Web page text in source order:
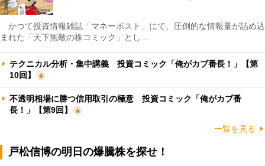
かつて投資情報雑誌「マネーポスト」にて、圧倒的な情報量が詰め込
まれた「天下無敵の株コミック」とし…
テクニカル分析・集中講義 投資コミック「俺がカブ番長！」【第
10回】
不透明相場に勝つ信用取引の極意 投資コミック「俺がカブ番
長！」【第9回】
一覧を見る
戸松信博の明日の爆騰株を探せ！